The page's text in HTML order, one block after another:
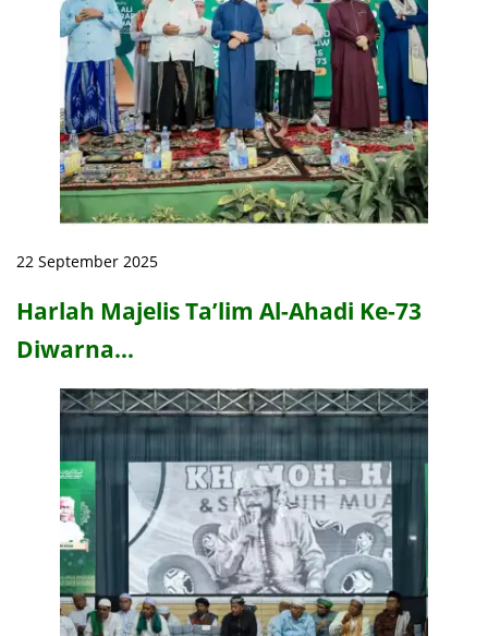
22 September 2025
Harlah Majelis Ta’lim Al-Ahadi Ke-73
Diwarna…